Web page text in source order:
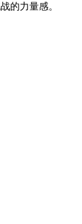
的力量感。